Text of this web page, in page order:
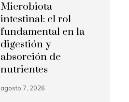
Microbiota
intestinal: el rol
fundamental en la
digestión y
absorción de
nutrientes
agosto 7, 2026